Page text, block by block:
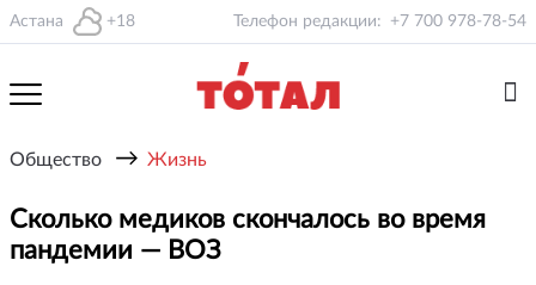
Астана +18 Телефон редакции: +7 700 978-78-54
Общество → Жизнь
Сколько медиков скончалось во время
пандемии — ВОЗ